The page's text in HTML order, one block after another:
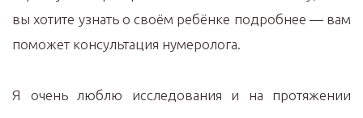
вы хотите узнать о своём ребёнке подробнее — вам
поможет консультация нумеролога.
Я очень люблю исследования и на протяжении